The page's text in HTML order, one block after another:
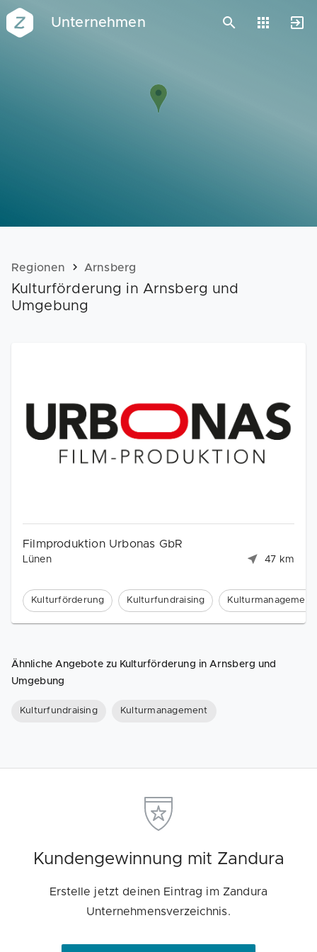
Unternehmen
Vorlagen
Regionen Arnsberg
Kulturförderung in Arnsberg und
Umgebung
Filmproduktion Urbonas GbR
Lünen 47 km
Kulturförderung Kulturfundraising Kulturmanagement
Ähnliche Angebote zu Kulturförderung in Arnsberg und
Umgebung
Kulturfundraising Kulturmanagement
Kundengewinnung mit Zandura
Erstelle jetzt deinen Eintrag im Zandura
Unternehmensverzeichnis.